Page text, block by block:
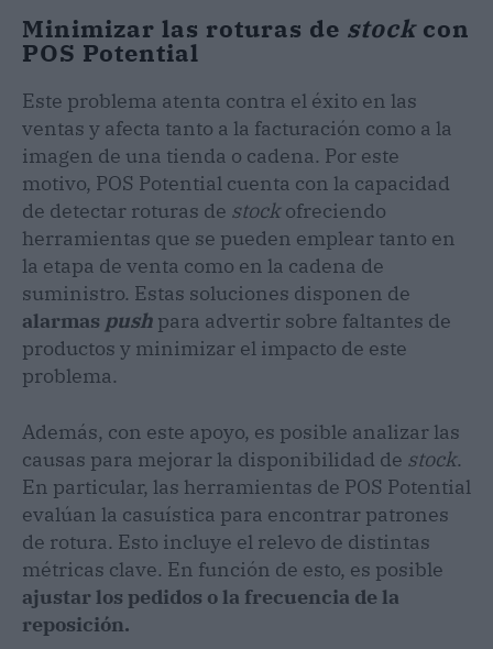
Minimizar las roturas de stockcon
POS Potential
Este problema atenta contra el éxito en las
ventas y afecta tanto a la facturación como a la
imagen de una tienda o cadena. Por este
motivo, POS Potential cuenta con la capacidad
de detectar roturas de stockofreciendo
herramientas que se pueden emplear tanto en
la etapa de venta como en la cadena de
suministro. Estas soluciones disponen de
alarmas push para advertir sobre faltantes de
productos y minimizar el impacto de este
problema.
Además, con este apoyo, es posible analizar las
causas para mejorar la disponibilidad de stock.
En particular, las herramientas de POS Potential
evalúan la casuística para encontrar patrones
de rotura. Esto incluye el relevo de distintas
métricas clave. En función de esto, es posible
ajustar los pedidos o la frecuencia de la
reposición.